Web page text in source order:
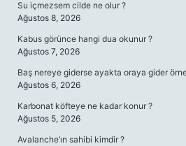
Su içmezsem cilde ne olur ?
Ağustos 8, 2026
Kabus görünce hangi dua okunur ?
Ağustos 7, 2026
Baş nereye giderse ayakta oraya gider
Ağustos 6, 2026
Karbonat köfteye ne kadar konur ?
Ağustos 5, 2026
Avalanche’ın sahibi kimdir ?